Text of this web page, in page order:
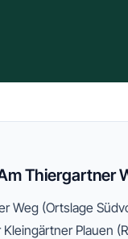
Thiergartner
Weg (Ortslage
Plauen